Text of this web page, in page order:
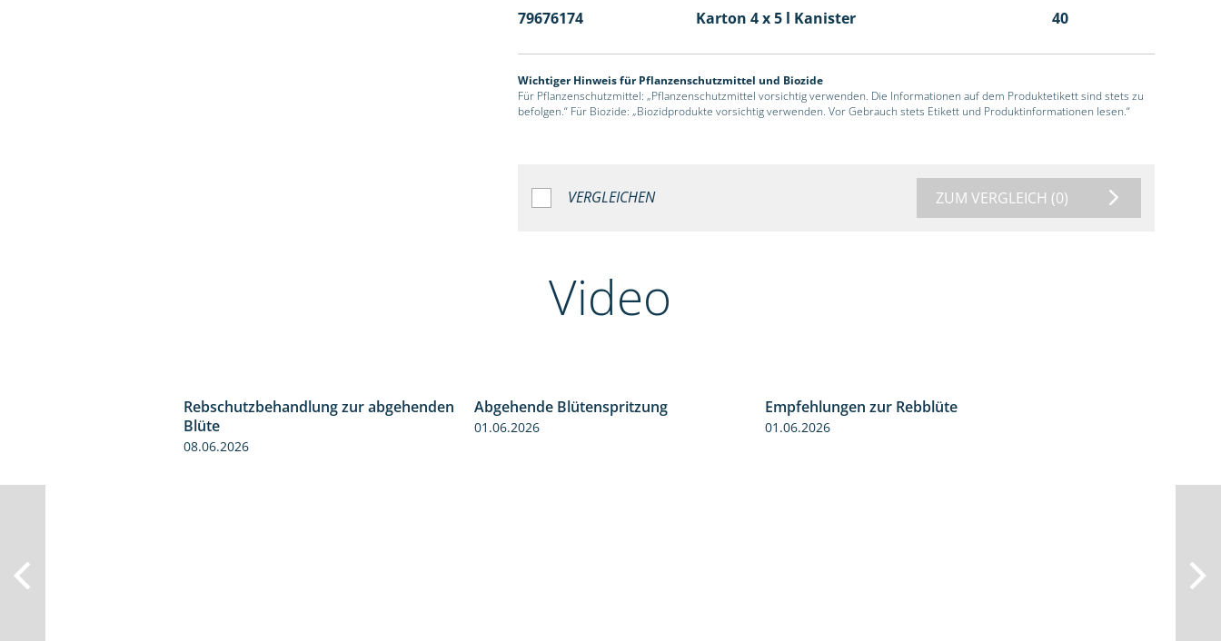
79676174
Karton 4 x 5 l Kanister 40
Wichtiger Hinweis für Pflanzenschutzmittel und Biozide
Für Pflanzenschutzmittel: „Pflanzenschutzmittel vorsichtig verwenden. Die Informationen auf dem Produktetikett sind stets zu
befolgen.“ Für Biozide: „Biozidprodukte vorsichtig verwenden. Vor Gebrauch stets Etikett und Produktinformationen lesen.“
VERGLEICHEN ZUM VERGLEICH (0)
Video
Rebschutzbehandlung zur abgehenden
Blüte
08.06.2026
Abgehende Blütenspritzung
01.06.2026
Empfehlungen zur Rebblüte
01.06.2026